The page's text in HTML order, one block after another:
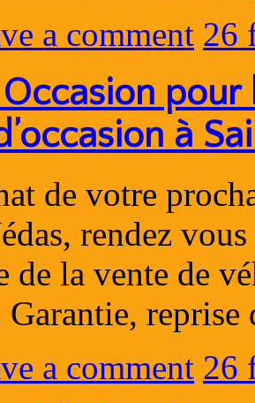
a comment 26
pour
à
de votre
rendez
de la vente de
Garantie,
a comment 26